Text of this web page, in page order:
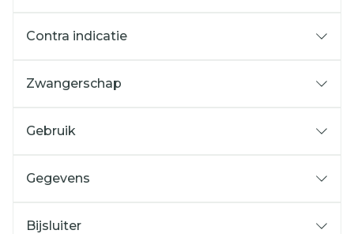
Contra indicatie
Zwangerschap
Gebruik
Gegevens
Bijsluiter